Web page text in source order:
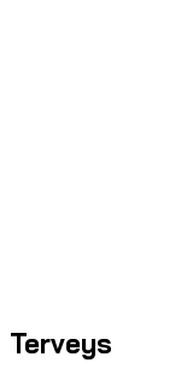
Terveys